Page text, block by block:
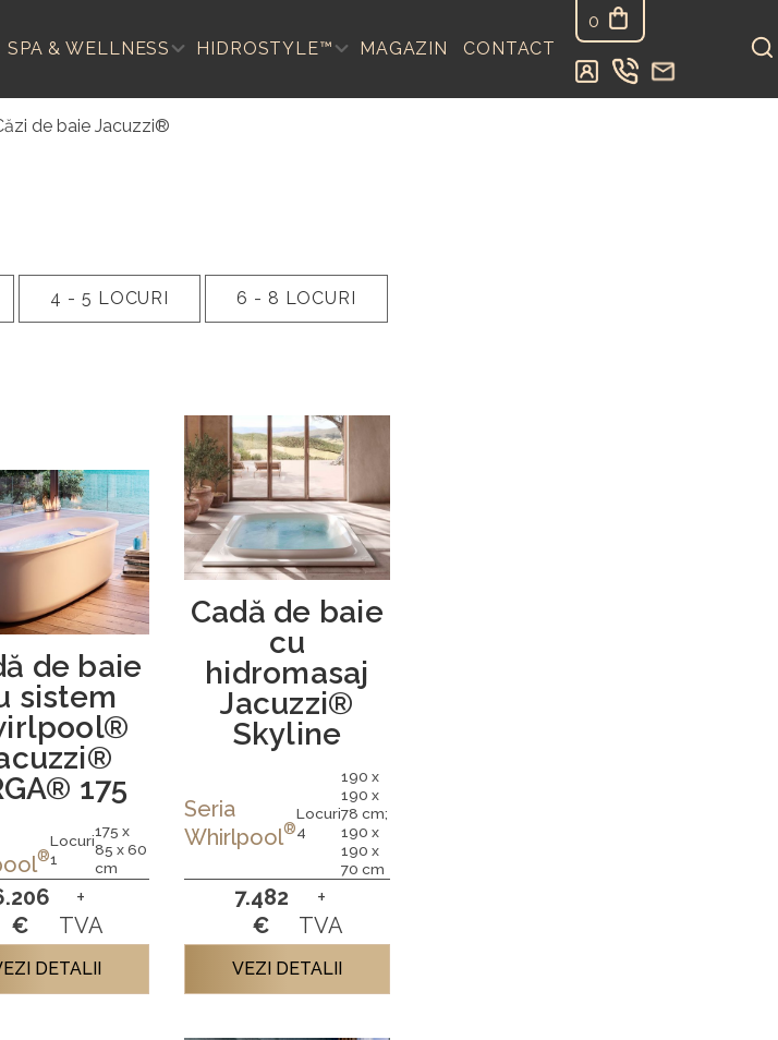
SPA & WELLNESS HIDROSTYLE™ MAGAZIN CONTACT
0
de baie Jacuzzi®
4 - 5 LOCURI 6 - 8 LOCURI
de baie
sistem
175
®
Locuri
1
175 x
85 x 60
cm
€
+
TVA
DETALII
Cadă de baie
cu
hidromasaj
Jacuzzi®
Skyline
Seria
Whirlpool®
Locuri
4
190 x
190 x
78 cm;
190 x
190 x
70 cm
7.482
€
+
TVA
VEZI DETALII